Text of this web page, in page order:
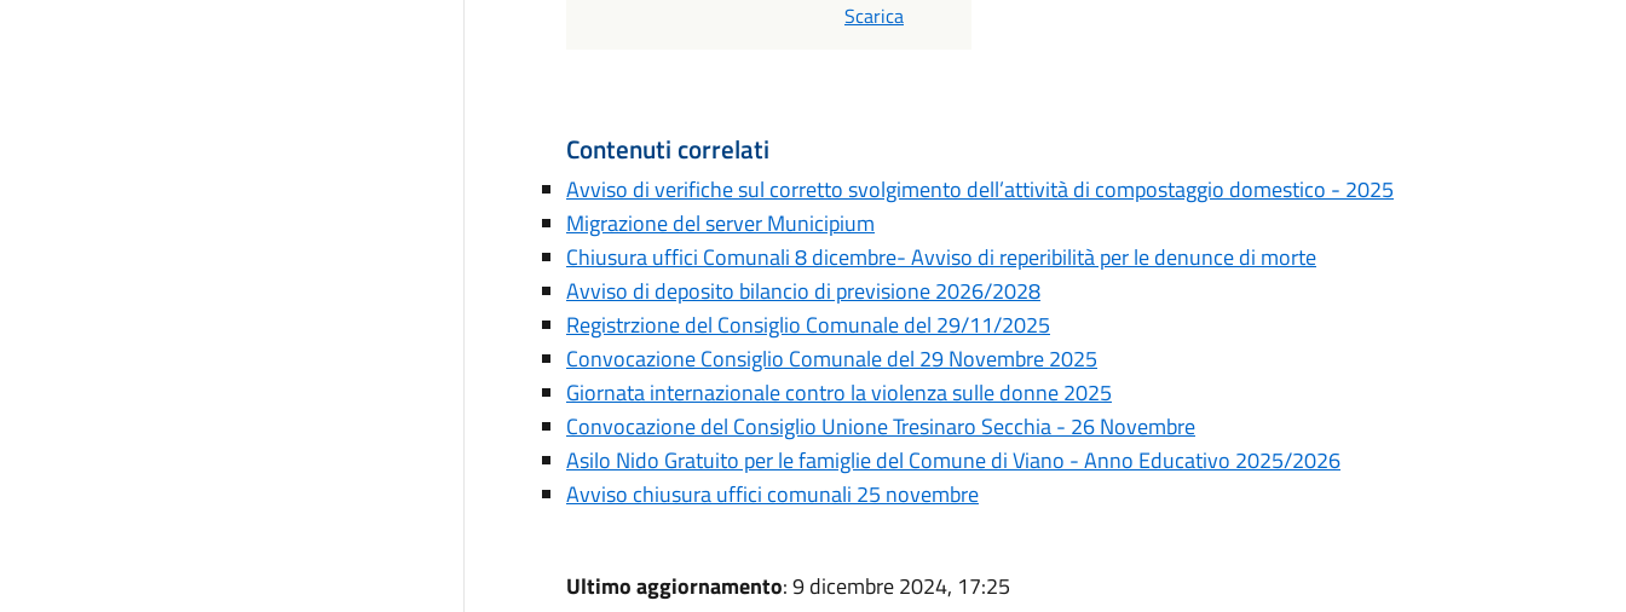
Scarica
Contenuti correlati
Avviso di verifiche sul corretto svolgimento dell’attività di compostaggio domestico - 2025
Migrazione del server Municipium
Chiusura uffici Comunali 8 dicembre- Avviso di reperibilità per le denunce di morte
Avviso di deposito bilancio di previsione 2026/2028
Registrzione del Consiglio Comunale del 29/11/2025
Convocazione Consiglio Comunale del 29 Novembre 2025
Giornata internazionale contro la violenza sulle donne 2025
Convocazione del Consiglio Unione Tresinaro Secchia - 26 Novembre
Asilo Nido Gratuito per le famiglie del Comune di Viano - Anno Educativo 2025/2026
Avviso chiusura uffici comunali 25 novembre
Ultimo aggiornamento: 9 dicembre 2024, 17:25